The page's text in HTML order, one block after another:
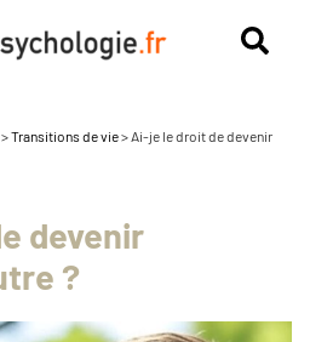
>Transitions de vie> Ai-je le droit de devenir
devenir
?